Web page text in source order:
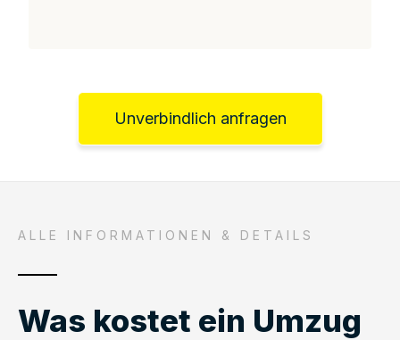
Unverbindlich anfragen
ALLE INFORMATIONEN & DETAILS
Was kostet ein Umzug